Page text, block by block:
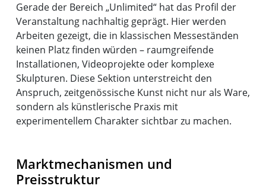
Gerade der Bereich „Unlimited“ hat das Profil der
Veranstaltung nachhaltig geprägt. Hier werden
Arbeiten gezeigt, die in klassischen Messeständen
keinen Platz finden würden – raumgreifende
Installationen, Videoprojekte oder komplexe
Skulpturen. Diese Sektion unterstreicht den
Anspruch, zeitgenössische Kunst nicht nur als Ware,
sondern als künstlerische Praxis mit
experimentellem Charakter sichtbar zu machen.
Marktmechanismen und
Preisstruktur